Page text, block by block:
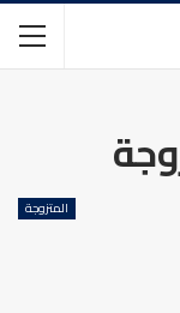
المتزوجة